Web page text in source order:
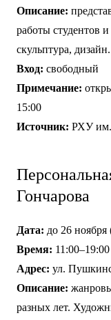
Описание:
работы студентов
скульптура, дизайн.
Вход: свободный
Примечание:
15:00
Источник: РХУ им.
Гончарова
Дата: до 26
Время: 11:00–19:00
Адрес: ул.
Описание:
разных лет.